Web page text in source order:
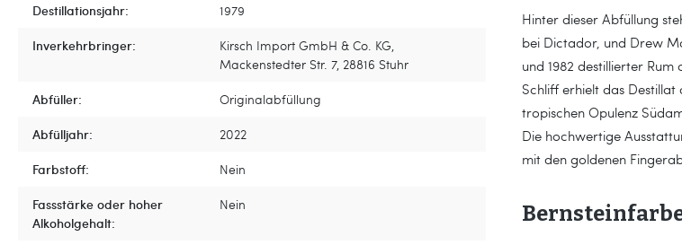
Destillationsjahr:
1979
Inverkehrbringer:
Kirsch Import GmbH & Co. KG,
Mackenstedter Str. 7, 28816 Stuhr
Abfüller:
Originalabfüllung
Abfülljahr:
2022
Farbstoff:
Nein
Fassstärke oder hoher
Alkoholgehalt:
Nein
Hinter dieser Abfüllung
bei Dictador, und Drew
und 1982 destillierter
Schliff erhielt das Destillat
tropischen Opulenz
Die hochwertige
mit den goldenen